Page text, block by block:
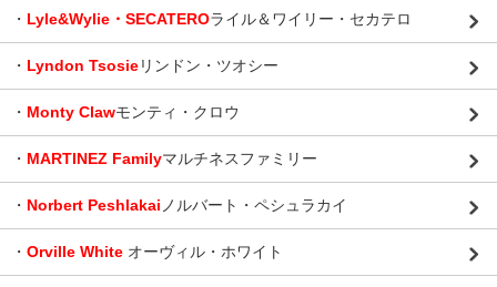
・ Lyle&Wylie・SECATEROライル＆ワイリー・セカテロ
・ Lyndon Tsosieリンドン・ツオシー
・ Monty Clawモンティ・クロウ
・ MARTINEZ Familyマルチネスファミリー
・ Norbert Peshlakai ノルバート・ペシュラカイ
・ Orville White オーヴィル・ホワイト